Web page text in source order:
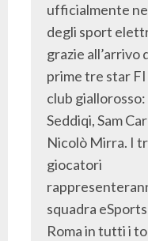
ufficialmente
degli sport
grazie all’arrivo
prime tre star
club giallorosso:
Seddiqi, Sam
Nicolò Mirra. I
giocatori
squadra eSports
Roma in tutti i